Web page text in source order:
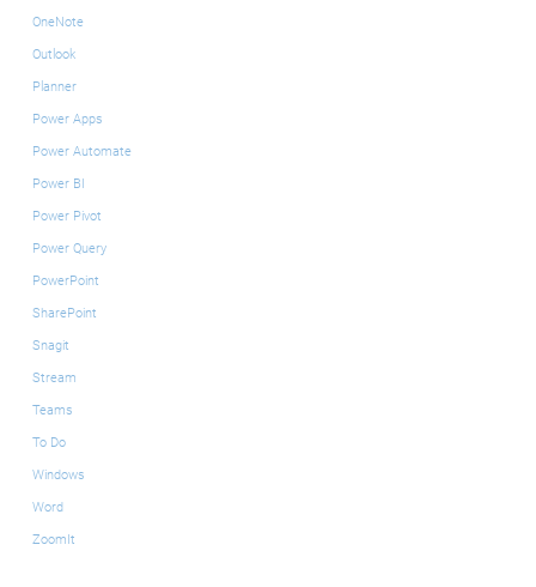
OneNote
Outlook
Planner
Power Apps
Power Automate
Power BI
Power Pivot
Power Query
PowerPoint
SharePoint
Snagit
Stream
Teams
To Do
Windows
Word
ZoomIt